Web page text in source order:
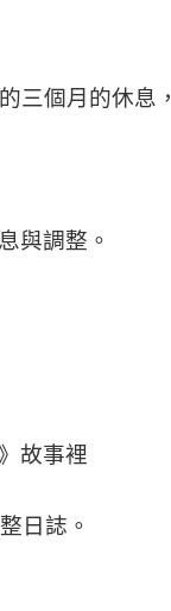
三個月的休息，
與調整。
故事裡
日誌。